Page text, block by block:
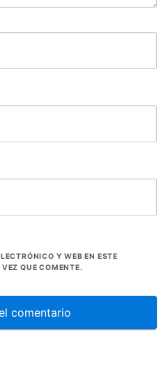
Y WEB EN ESTE
QUE COMENTE.